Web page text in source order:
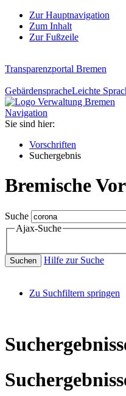
Zur Hauptnavigation
Zum Inhalt
Zur Fußzeile
Transparenzportal Bremen
GebärdenspracheLeichte
Navigation
Sie sind hier:
Vorschriften
Suchergebnis
Bremische
Suche
Ajax-Suche
Suchen Hilfe zur Suche
Zu Suchfiltern springen